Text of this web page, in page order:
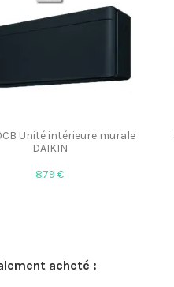
Unité intérieure murale
DAIKIN
879 €
acheté :